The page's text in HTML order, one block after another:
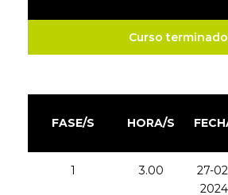
Curso terminado
FASE/S HORA/S
1 3.00
27-
2024